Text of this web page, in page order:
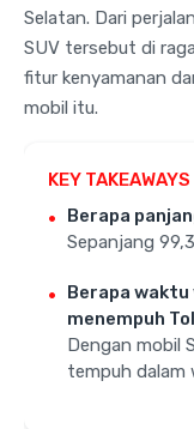
Selatan. Dari
SUV tersebut di
fitur kenyamanan
mobil itu.
KEY TAKEAWAYS
Berapa
Sepanjang
Berapa
menempuh
Dengan mobil
tempuh dalam